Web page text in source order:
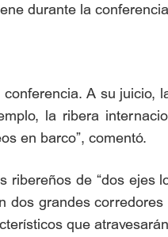
durante la
A su juicio,
la ribera
en barco”, comentó.
de “dos ejes
dos grandes
que